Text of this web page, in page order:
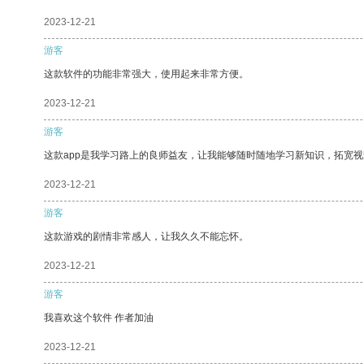
2023-12-21
游客
这款软件的功能非常强大，使用起来非常方便。
2023-12-21
游客
这款app是我学习路上的良师益友，让我能够随时随地学习新知识，拓宽
2023-12-21
游客
这款游戏的剧情非常感人，让我久久不能忘怀。
2023-12-21
游客
我喜欢这个软件 作者加油
2023-12-21